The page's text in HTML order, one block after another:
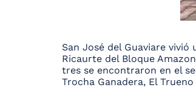
San José del Guaviare
Ricaurte del Bloque
tres se encontraron en el
Trocha Ganadera, El